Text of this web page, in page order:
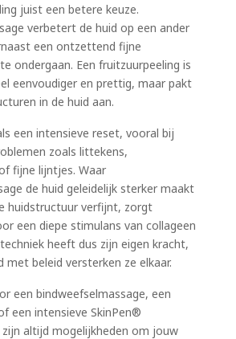
juist een betere keuze.
verbetert de huid op een ander
een ontzettend fijne
ondergaan. Een fruitzuurpeeling is
eenvoudiger en prettig, maar pakt
in de huid aan.
een intensieve reset, vooral bij
zoals littekens,
fijne lijntjes. Waar
de huid geleidelijk sterker maakt
huidstructuur verfijnt, zorgt
een diepe stimulans van collageen
heeft dus zijn eigen kracht,
met beleid versterken ze elkaar.
een bindweefselmassage, een
een intensieve SkinPen®
zijn altijd mogelijkheden om jouw